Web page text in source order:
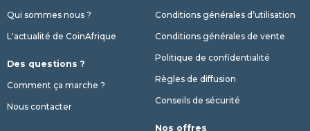
Qui sommes nous ?
L'actualité de CoinAfrique
Des questions ?
Comment ça marche ?
Nous contacter
Conditions générales d’utilisation
Conditions générales de vente
Politique de confidentialité
Règles de diffusion
Conseils de sécurité
Nos offres